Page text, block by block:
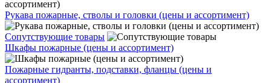
Рукава пожарные, стволы и головки (цены и ассортимент)
Сопутствующие товары
Шкафы пожарные (цены и ассортимент)
Пожарные гидранты, подставки, фланцы (цены и
ассортимент)